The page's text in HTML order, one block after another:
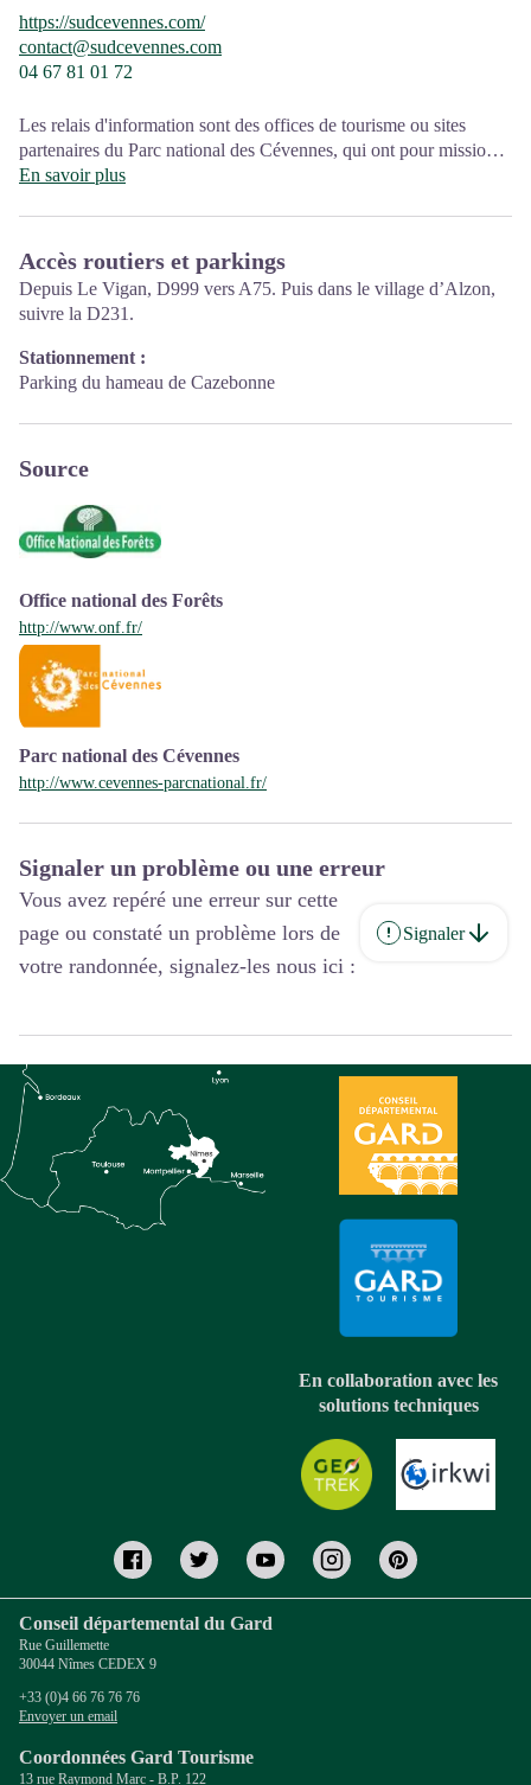
https://sudcevennes.com/
contact@sudcevennes.com
04 67 81 01 72
Les relais d'information sont des offices de tourisme ou sites
partenaires du Parc national des Cévennes, qui ont pour mission
l'information et la sensibilisation sur l'offre de découverte et
Ouvert toute l'année (se renseigner pour les jours et horaires
d'ouverture en période hivernale)
En savoir plus
Accès routiers et parkings
Depuis Le Vigan, D999 vers A75. Puis dans le village d’Alzon,
suivre la D231.
Stationnement :
Parking du hameau de Cazebonne
Source
Office national des Forêts
http://www.onf.fr/
Parc national des Cévennes
http://www.cevennes-parcnational.fr/
Signaler un problème ou une erreur
Vous avez repéré une erreur sur cette
page ou constaté un problème lors de
votre randonnée, signalez-les nous ici :
Signaler
En collaboration avec les
solutions techniques
Conseil départemental du Gard
Rue Guillemette
30044 Nîmes CEDEX 9
+33 (0)4 66 76 76 76
Envoyer un email
Coordonnées Gard Tourisme
13 rue Raymond Marc - B.P. 122